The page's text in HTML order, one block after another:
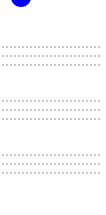
. . . . . . . . . . . . . . . . . . . . . . . .
. . . . . . . . . . . . . . . . . . . . . . . .
. . . . . . . . . . . . . . . . . . . . . . . .
. . . . . . . . . . . . . . . . . . . . . . . .
. . . . . . . . . . . . . . . . . . . . . . . .
. . . . . . . . . . . . . . . . . . . . . . . .
. . . . . . . . . . . . . . . . . . . . . . . .
. . . . . . . . . . . . . . . . . . . . . . . .
. . . . . . . . . . . . . . . . . . . . . . . .